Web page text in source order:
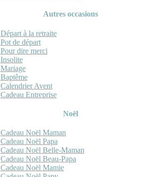
Autres occasions
Départ à la retraite
Pot de départ
Pour dire merci
Insolite
Mariage
Baptême
Calendrier Avent
Cadeau Entreprise
Noël
Cadeau Noël Maman
Cadeau Noël Papa
Cadeau Noël Belle-Maman
Cadeau Noël Beau-Papa
Cadeau Noël Mamie